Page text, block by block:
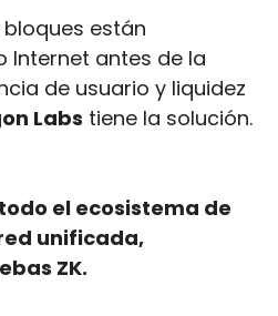
están
antes de la
de usuario y liquidez
Labs tiene la solución.
el ecosistema de
unificada,
ZK.